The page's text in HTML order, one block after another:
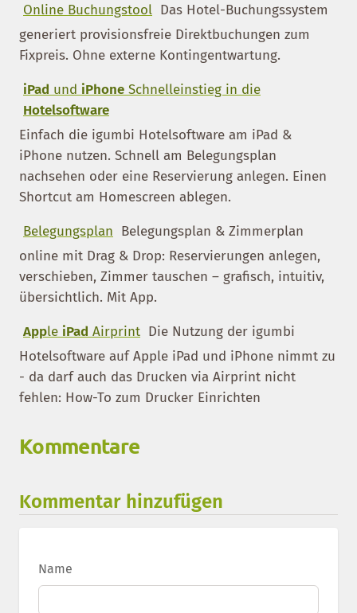
Online Buchungstool Das Hotel-Buchungssystem
generiert provisionsfreie Direktbuchungen zum
Fixpreis. Ohne externe Kontingentwartung.
iPad und iPhone Schnelleinstieg in die
Hotelsoftware
Einfach die igumbi Hotelsoftware am iPad &
iPhone nutzen. Schnell am Belegungsplan
nachsehen oder eine Reservierung anlegen. Einen
Shortcut am Homescreen ablegen.
Belegungsplan Belegungsplan & Zimmerplan
online mit Drag & Drop: Reservierungen anlegen,
verschieben, Zimmer tauschen – grafisch, intuitiv,
übersichtlich. Mit App.
Apple iPad Airprint Die Nutzung der igumbi
Hotelsoftware auf Apple iPad und iPhone nimmt zu
- da darf auch das Drucken via Airprint nicht
fehlen: How-To zum Drucker Einrichten
Kommentare
Kommentar hinzufügen
Name